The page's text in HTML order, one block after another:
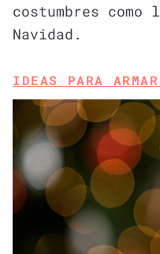
costumbres
Navidad.
IDEAS PARA